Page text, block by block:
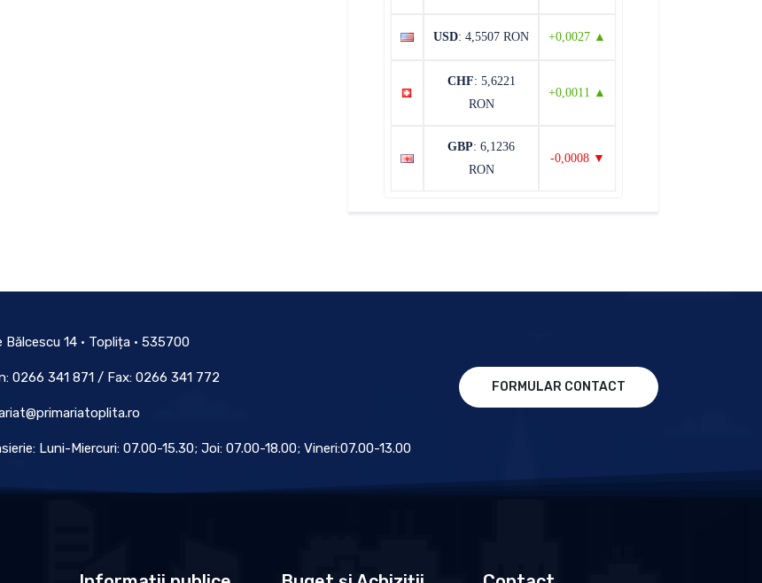
USD: 4,5507 RON +0,0027 ▲
CHF: 5,6221
RON
+0,0011 ▲
GBP: 6,1236
RON
-0,0008 ▼
Bălcescu 14 • Toplița • 535700
0266 341 871 / Fax: 0266 341 772
Luni-Miercuri: 07.00-15.30; Joi: 07.00-18.00; Vineri:07.00-13.00
FORMULAR CONTACT